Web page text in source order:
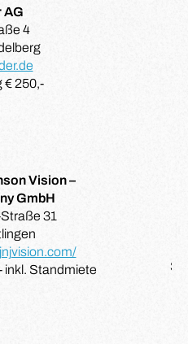
AG
4
€ 250,-
Vision –
GmbH
31
inkl. Standmiete